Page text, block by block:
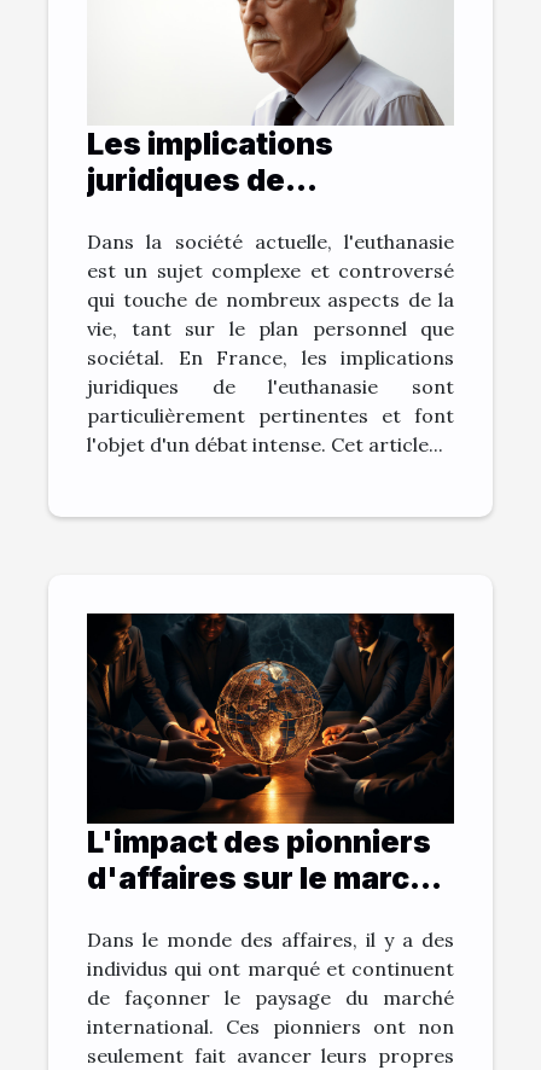
Les implications
juridiques de
Dans la société actuelle, l'euthanasie
est un sujet complexe et controversé
qui touche de nombreux aspects de la
vie, tant sur le plan personnel que
sociétal. En France, les implications
juridiques de l'euthanasie sont
particulièrement pertinentes et font
l'objet d'un débat intense. Cet article...
L'impact des pionniers
d'affaires sur le marché
Dans le monde des affaires, il y a des
individus qui ont marqué et continuent
de façonner le paysage du marché
international. Ces pionniers ont non
seulement fait avancer leurs propres